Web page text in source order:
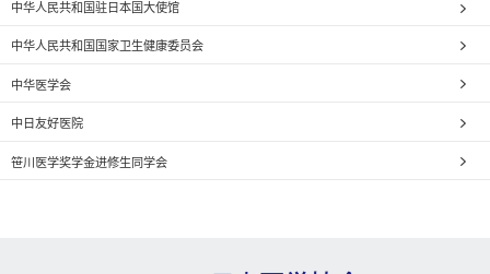
中华人民共和国驻日本国大使馆
中华人民共和国国家卫生健康委员会
中华医学会
中日友好医院
笹川医学奖学金进修生同学会